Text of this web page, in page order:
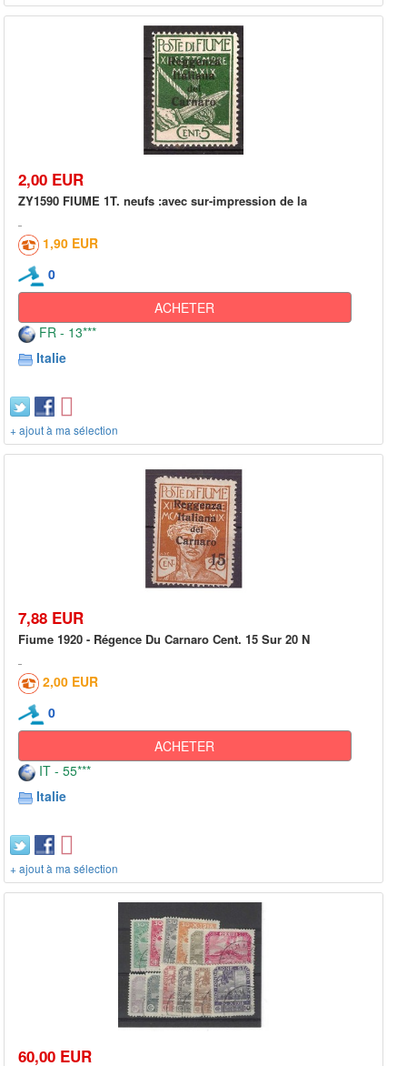
2,00 EUR
ZY1590 FIUME 1T. neufs :avec sur-impression de la
1,90 EUR
0
ACHETER
FR - 13***
Italie
+ ajout à ma sélection
7,88 EUR
Fiume 1920 - Régence Du Carnaro Cent. 15 Sur 20 N
2,00 EUR
0
ACHETER
IT - 55***
Italie
+ ajout à ma sélection
60,00 EUR